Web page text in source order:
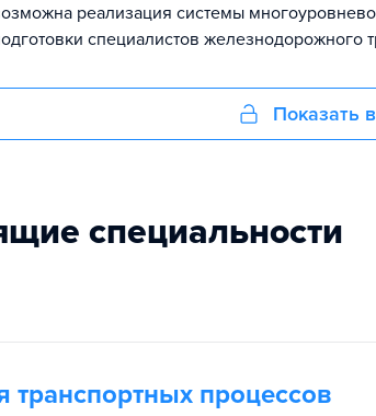
реализация системы
специалистов железнодорожного
Показать
специальности
транспортных процессов